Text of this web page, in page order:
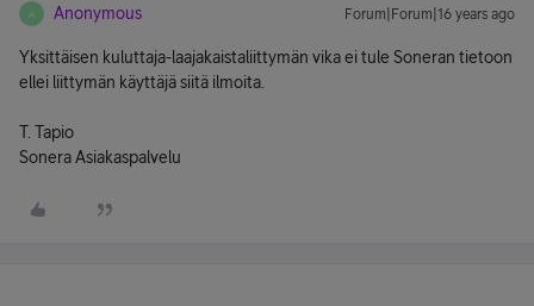
A Anonymous Forum|Forum|16 years ago
Yksittäisen kuluttaja-laajakaistaliittymän vika ei tule Soneran tietoon
ellei liittymän käyttäjä siitä ilmoita.
T. Tapio
Sonera Asiakaspalvelu